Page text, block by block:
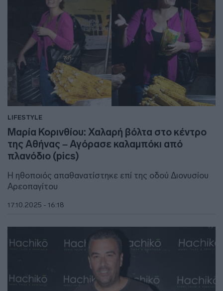
LIFESTYLE
Μαρία Κορινθίου: Χαλαρή βόλτα στο κέντρο
της Αθήνας – Αγόρασε καλαμπόκι από
πλανόδιο (pics)
H ηθοποιός απαθανατίστηκε επί της οδού Διονυσίου
Αρεοπαγίτου
17.10.2025 - 16:18